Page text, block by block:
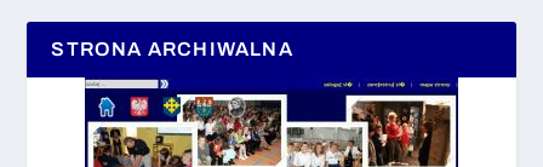
STRONA ARCHIWALNA